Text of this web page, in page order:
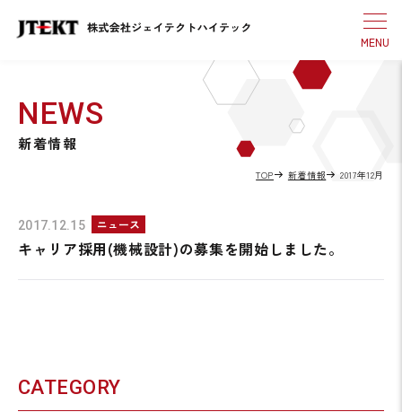
NEWS
新着情報
TOP 新着情報 2017年12月
2017.12.15 ニュース
キャリア採用(機械設計)の募集を開始しました。
CATEGORY